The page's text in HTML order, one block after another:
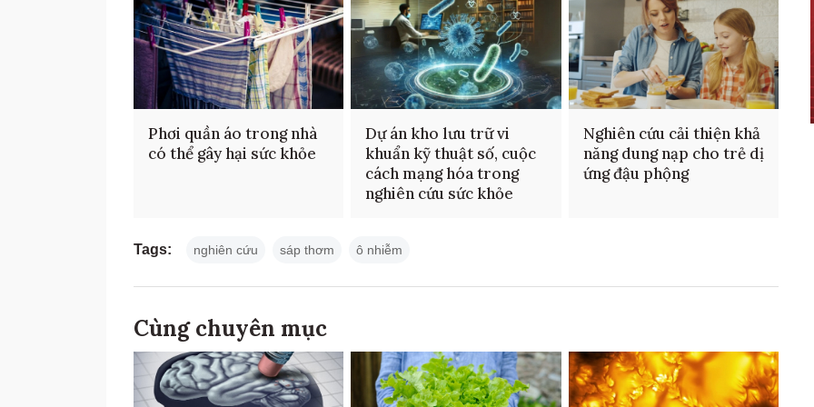
Phơi quần áo trong nhà
có thể gây hại sức khỏe
Dự án kho lưu trữ vi
khuẩn kỹ thuật số, cuộc
cách mạng hóa trong
nghiên cứu sức khỏe
Nghiên cứu cải thiện khả
năng dung nạp cho trẻ dị
ứng đậu phộng
Tags: nghiên cứu sáp thơm ô nhiễm
Cùng chuyên mục